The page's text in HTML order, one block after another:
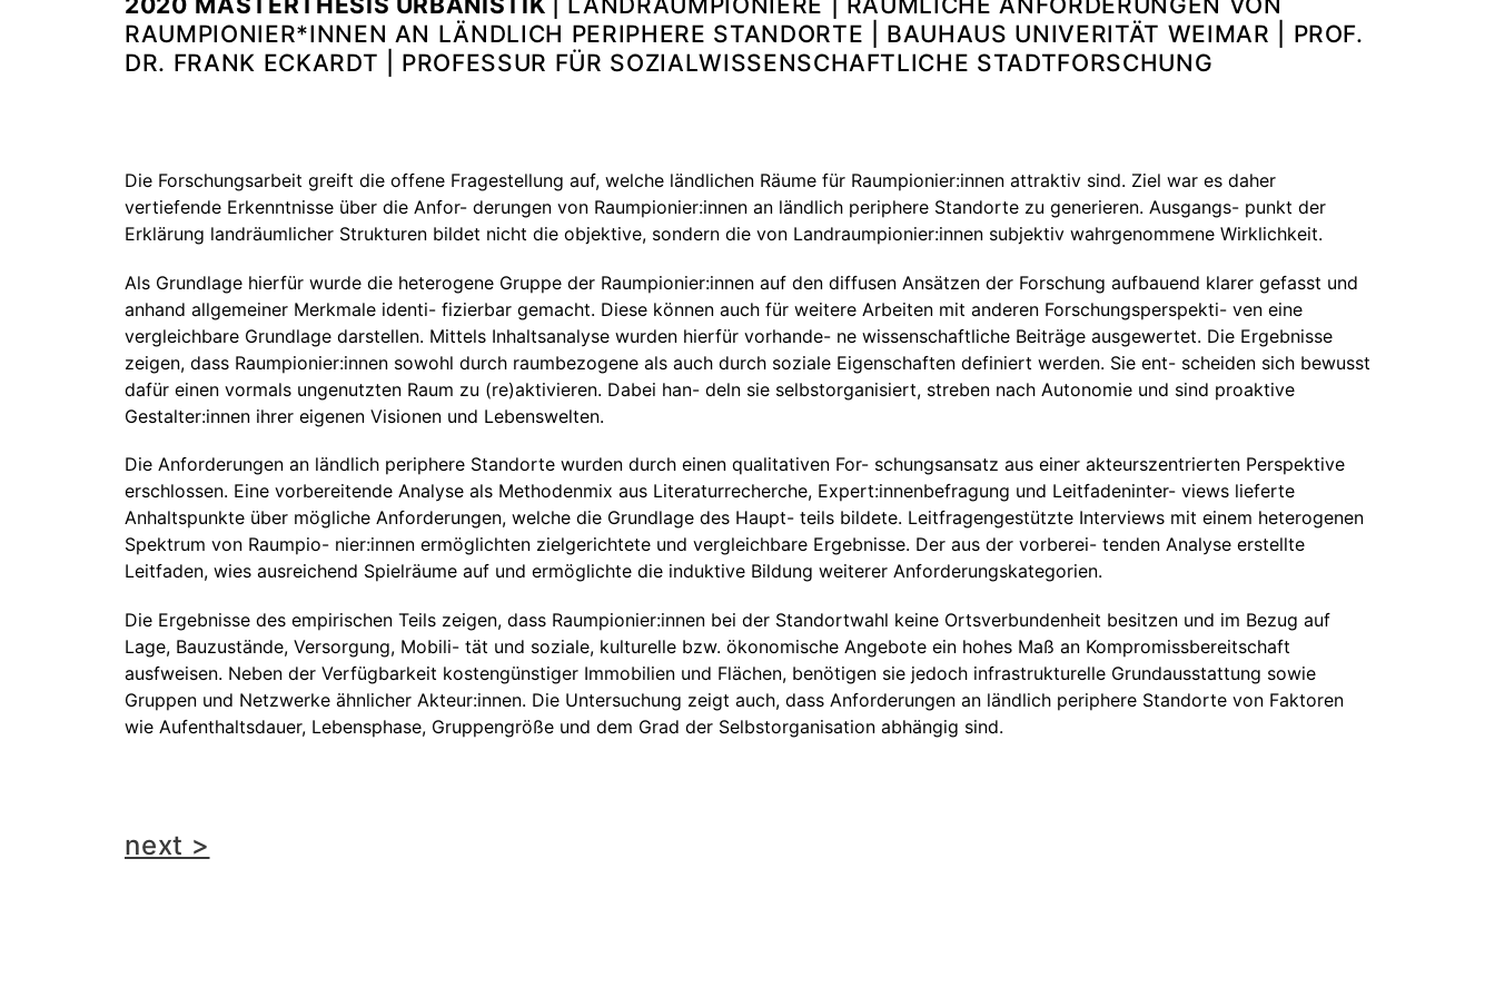
RAUMPIONIER*INNEN AN LÄNDLICH PERIPHERE STANDORTE | BAUHAUS UNIVERITÄT WEIMAR | PROF.
DR. FRANK ECKARDT | PROFESSUR FÜR SOZIALWISSENSCHAFTLICHE STADTFORSCHUNG
Die Forschungsarbeit greift die offene Fragestellung auf, welche ländlichen Räume für Raumpionier:innen attraktiv sind. Ziel war es daher
vertiefende Erkenntnisse über die Anfor- derungen von Raumpionier:innen an ländlich periphere Standorte zu generieren. Ausgangs- punkt der
Erklärung landräumlicher Strukturen bildet nicht die objektive, sondern die von Landraumpionier:innen subjektiv wahrgenommene Wirklichkeit.
Als Grundlage hierfür wurde die heterogene Gruppe der Raumpionier:innen auf den diffusen Ansätzen der Forschung aufbauend klarer gefasst und
anhand allgemeiner Merkmale identi- fizierbar gemacht. Diese können auch für weitere Arbeiten mit anderen Forschungsperspekti- ven eine
vergleichbare Grundlage darstellen. Mittels Inhaltsanalyse wurden hierfür vorhande- ne wissenschaftliche Beiträge ausgewertet. Die Ergebnisse
zeigen, dass Raumpionier:innen sowohl durch raumbezogene als auch durch soziale Eigenschaften definiert werden. Sie ent- scheiden sich bewusst
dafür einen vormals ungenutzten Raum zu (re)aktivieren. Dabei han- deln sie selbstorganisiert, streben nach Autonomie und sind proaktive
Gestalter:innen ihrer eigenen Visionen und Lebenswelten.
Die Anforderungen an ländlich periphere Standorte wurden durch einen qualitativen For- schungsansatz aus einer akteurszentrierten Perspektive
erschlossen. Eine vorbereitende Analyse als Methodenmix aus Literaturrecherche, Expert:innenbefragung und Leitfadeninter- views lieferte
Anhaltspunkte über mögliche Anforderungen, welche die Grundlage des Haupt- teils bildete. Leitfragengestützte Interviews mit einem heterogenen
Spektrum von Raumpio- nier:innen ermöglichten zielgerichtete und vergleichbare Ergebnisse. Der aus der vorberei- tenden Analyse erstellte
Leitfaden, wies ausreichend Spielräume auf und ermöglichte die induktive Bildung weiterer Anforderungskategorien.
Die Ergebnisse des empirischen Teils zeigen, dass Raumpionier:innen bei der Standortwahl keine Ortsverbundenheit besitzen und im Bezug auf
Lage, Bauzustände, Versorgung, Mobili- tät und soziale, kulturelle bzw. ökonomische Angebote ein hohes Maß an Kompromissbereitschaft
ausfweisen. Neben der Verfügbarkeit kostengünstiger Immobilien und Flächen, benötigen sie jedoch infrastrukturelle Grundausstattung sowie
Gruppen und Netzwerke ähnlicher Akteur:innen. Die Untersuchung zeigt auch, dass Anforderungen an ländlich periphere Standorte von Faktoren
wie Aufenthaltsdauer, Lebensphase, Gruppengröße und dem Grad der Selbstorganisation abhängig sind.
next >